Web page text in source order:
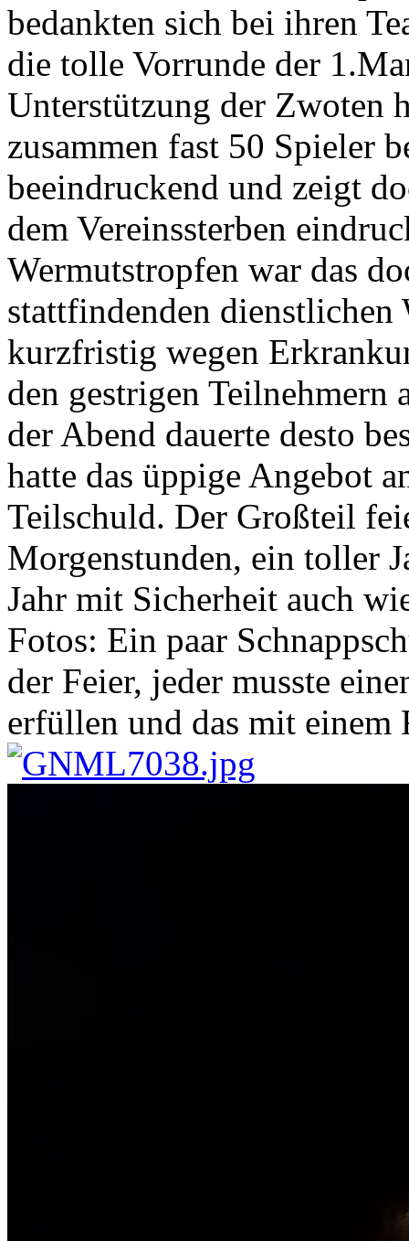
bedankten sich bei ihren
die tolle Vorrunde der
Unterstützung der Zwoten
zusammen fast 50 Spieler
beeindruckend und zeigt
dem Vereinssterben
Wermutstropfen war das
stattfindenden dienstlichen
kurzfristig wegen
den gestrigen Teilnehmern
der Abend dauerte desto
hatte das üppige Angebot
Teilschuld. Der Großteil
Morgenstunden, ein toller
Jahr mit Sicherheit auch
Fotos: Ein paar
der Feier, jeder musste
erfüllen und das mit einem